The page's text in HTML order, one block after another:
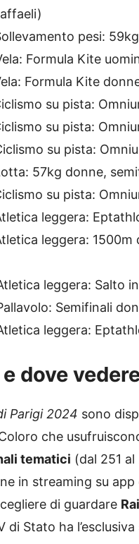
pesi:
Formula Kite
Formula Kite
su pista:
su pista:
su pista:
57kg donne,
su pista:
leggera:
leggera:
leggera: Salto
Semifinali
leggera:
dove
Parigi 2024 sono
che
tematici (dal 251
in streaming su
di guardare
di Stato ha